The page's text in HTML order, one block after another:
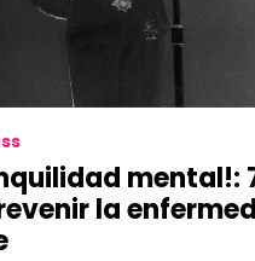
mental!:
la